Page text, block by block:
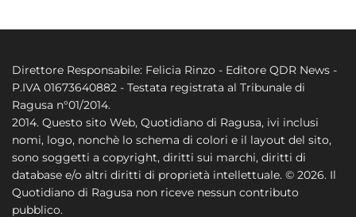
Direttore Responsabile: Felicia Rinzo - Editore QDR News -
P.IVA 01673640882 - Testata registrata al Tribunale di
Ragusa n°01/2014.
2014. Questo sito Web, Quotidiano di Ragusa, ivi inclusi
nomi, logo, nonchè lo schema di colori e il layout del sito,
sono soggetti a copyright, diritti sui marchi, diritti di
database e/o altri diritti di proprietà intellettuale. © 2026. Il
Quotidiano di Ragusa non riceve nessun contributo
pubblico.